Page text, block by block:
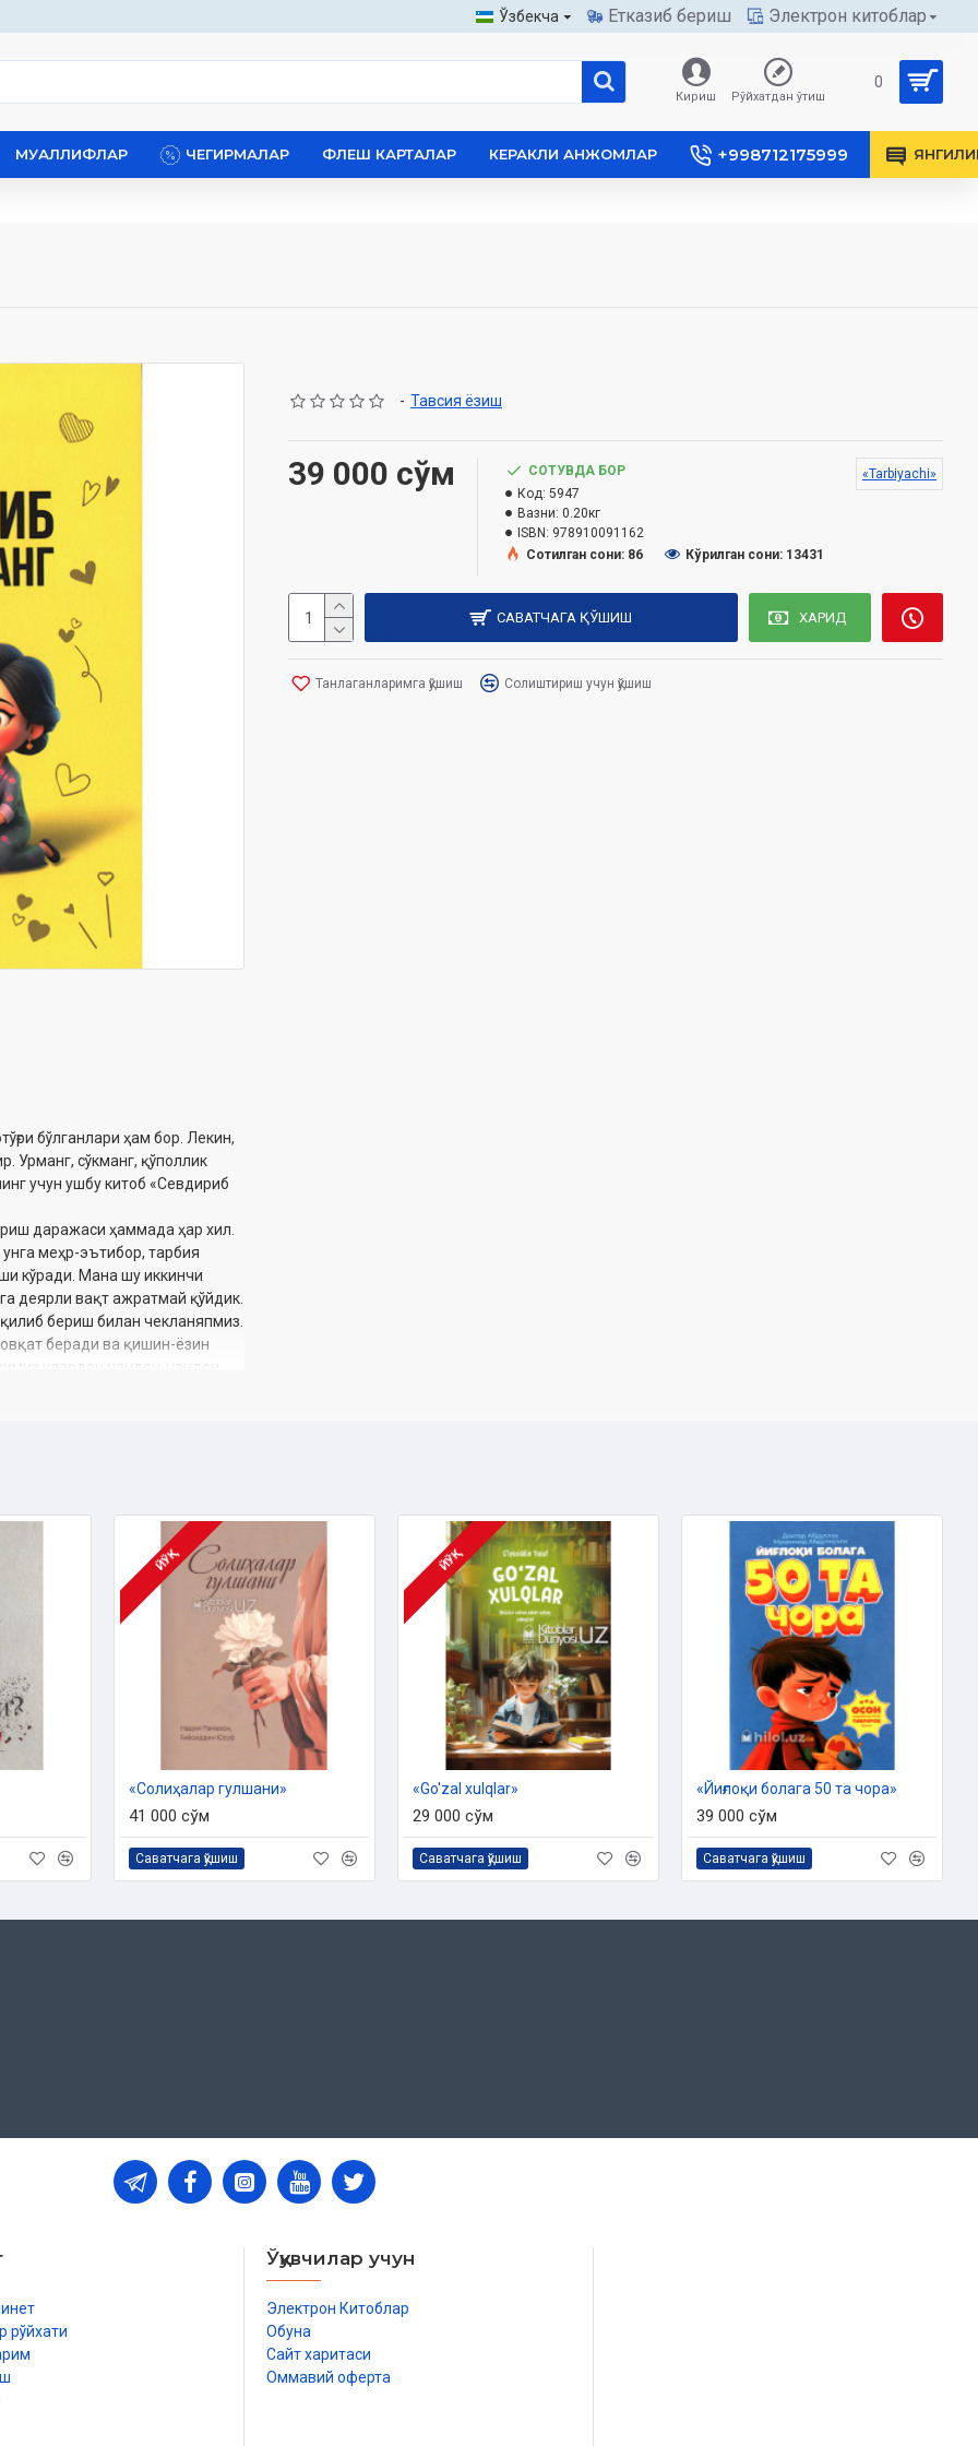
Ўзбекча Етказиб бериш Электрон китоблар
Кириш Рўйхатдан ўтиш
0
МУАЛЛИФЛАР ЧЕГИРМАЛАР ФЛЕШ КАРТАЛАР КЕРАКЛИ АНЖОМЛАР +998712175999
бўлганлари ҳам бор. Лекин,
Урманг, сўкманг, қўполлик
учун ушбу китоб «Севдириб
даражаси ҳаммада ҳар хил.
меҳр-эътибор, тарбия
кўради. Мана шу иккинчи
деярли вақт ажратмай қўйдик.
бериш билан чекланяпмиз.
беради ва қишин-ёзин
улардан чандон-чандон
- Тавсия ёзиш
39 000 сўм
СОТУВДА БОР
Код: 5947
Вазни: 0.20кг
ISBN: 978910091162
«Tarbiyachi»
Сотилган сони: 86 Кўрилган сони: 13431
САВАТЧАГА ҚЎШИШ ХАРИД
Танлаганларимга қўшиш Солиштириш учун қўшиш
ЙЎҚ
«Солиҳалар гулшани»
41 000 сўм
Саватчага қўшиш
ЙЎҚ
«Go'zal xulqlar»
29 000 сўм
Саватчага қўшиш
«Йиғлоқи болага 50 та чора»
39 000 сўм
Саватчага қўшиш
рўйхати
Ўқувчилар учун
Электрон Китоблар
Обуна
Сайт харитаси
Оммавий оферта